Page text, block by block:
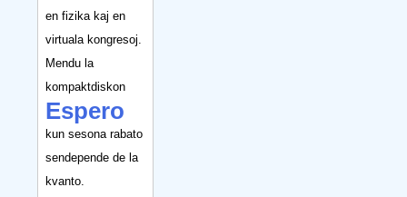
en fizika kaj en
virtuala kongresoj.
Mendu la
kompaktdiskon
Espero
kun sesona rabato
sendepende de la
kvanto.